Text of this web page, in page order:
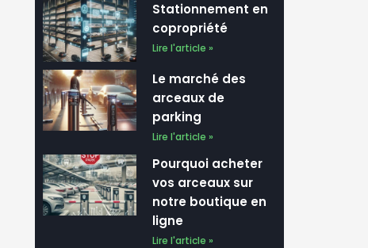
Stationnement en
copropriété
Lire l'article »
Le marché des
arceaux de
parking
Lire l'article »
Pourquoi acheter
vos arceaux sur
notre boutique en
ligne
Lire l'article »